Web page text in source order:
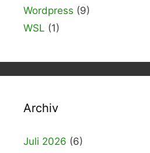
Wordpress (9)
WSL (1)
Archiv
Juli 2026 (6)